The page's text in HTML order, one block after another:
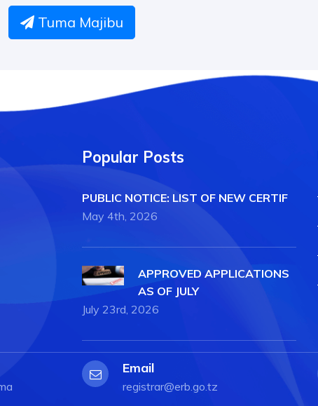
Tuma Majibu
Popular Posts
PUBLIC NOTICE: LIST OF NEW CERTIF
May 4th, 2026
APPROVED APPLICATIONS
AS OF JULY
July 23rd, 2026
Email
registrar@erb.go.tz